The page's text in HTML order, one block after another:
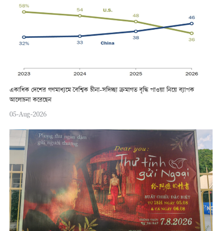
একাধিক দেশের গণমাধ্যমে বৈশ্বিক চীনা-সদিচ্ছা ক্রমাগত বৃদ্ধি পাওয়া নিয়ে ব্যাপক
আলোচনা করেছেন
05-Aug-2026